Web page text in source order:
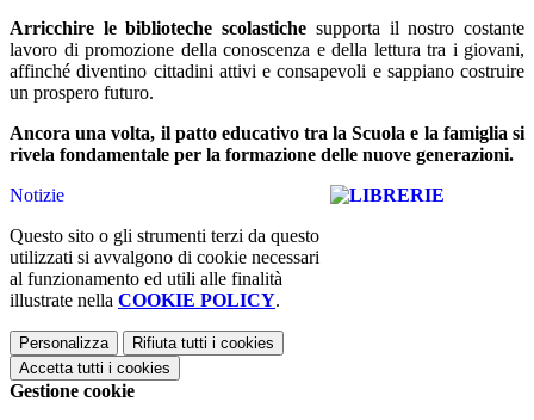
Arricchire le biblioteche scolastiche supporta il nostro costante
lavoro di promozione della conoscenza e della lettura tra i giovani,
affinché diventino cittadini attivi e consapevoli e sappiano costruire
un prospero futuro.
Ancora una volta, il patto educativo tra la Scuola e la famiglia si
rivela fondamentale per la formazione delle nuove generazioni.
Notizie
Questo sito o gli strumenti terzi da questo
utilizzati si avvalgono di cookie necessari
al funzionamento ed utili alle finalità
illustrate nella COOKIE POLICY.
Personalizza Rifiuta tutti i cookies
Accetta tutti i cookies
Gestione cookie